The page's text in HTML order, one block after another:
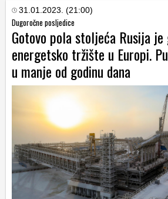
31.01.2023. (21:00)
Dugoročne posljedice
Gotovo pola stoljeća Rusija
energetsko tržište u Europi.
u manje od godinu dana